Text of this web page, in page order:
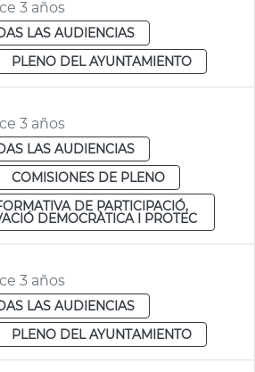
3 años
LAS AUDIENCIAS
PLENO DEL AYUNTAMIENTO
3 años
LAS AUDIENCIAS
COMISIONES DE PLENO
DE PARTICIPACIÓ,
DEMOCRÀTICA I PROTEC
3 años
LAS AUDIENCIAS
PLENO DEL AYUNTAMIENTO